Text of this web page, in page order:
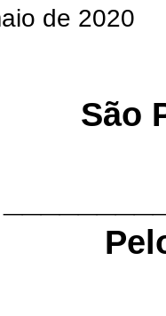
de 2020
São